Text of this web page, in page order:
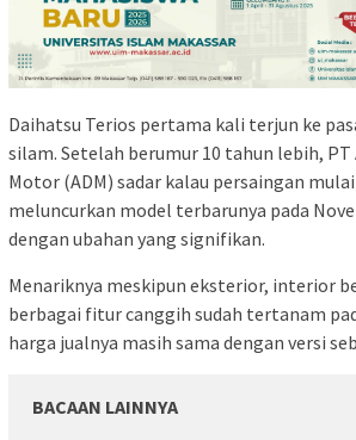
Daihatsu Terios pertama kali terjun ke
silam. Setelah berumur 10 tahun lebih,
Motor (ADM) sadar kalau persaingan
meluncurkan model terbarunya pada
dengan ubahan yang signifikan.
Menariknya meskipun eksterior, interior
berbagai fitur canggih sudah tertanam
harga jualnya masih sama dengan versi
BACAAN LAINNYA